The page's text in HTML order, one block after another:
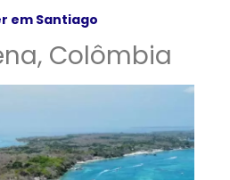
em Santiago
Colômbia